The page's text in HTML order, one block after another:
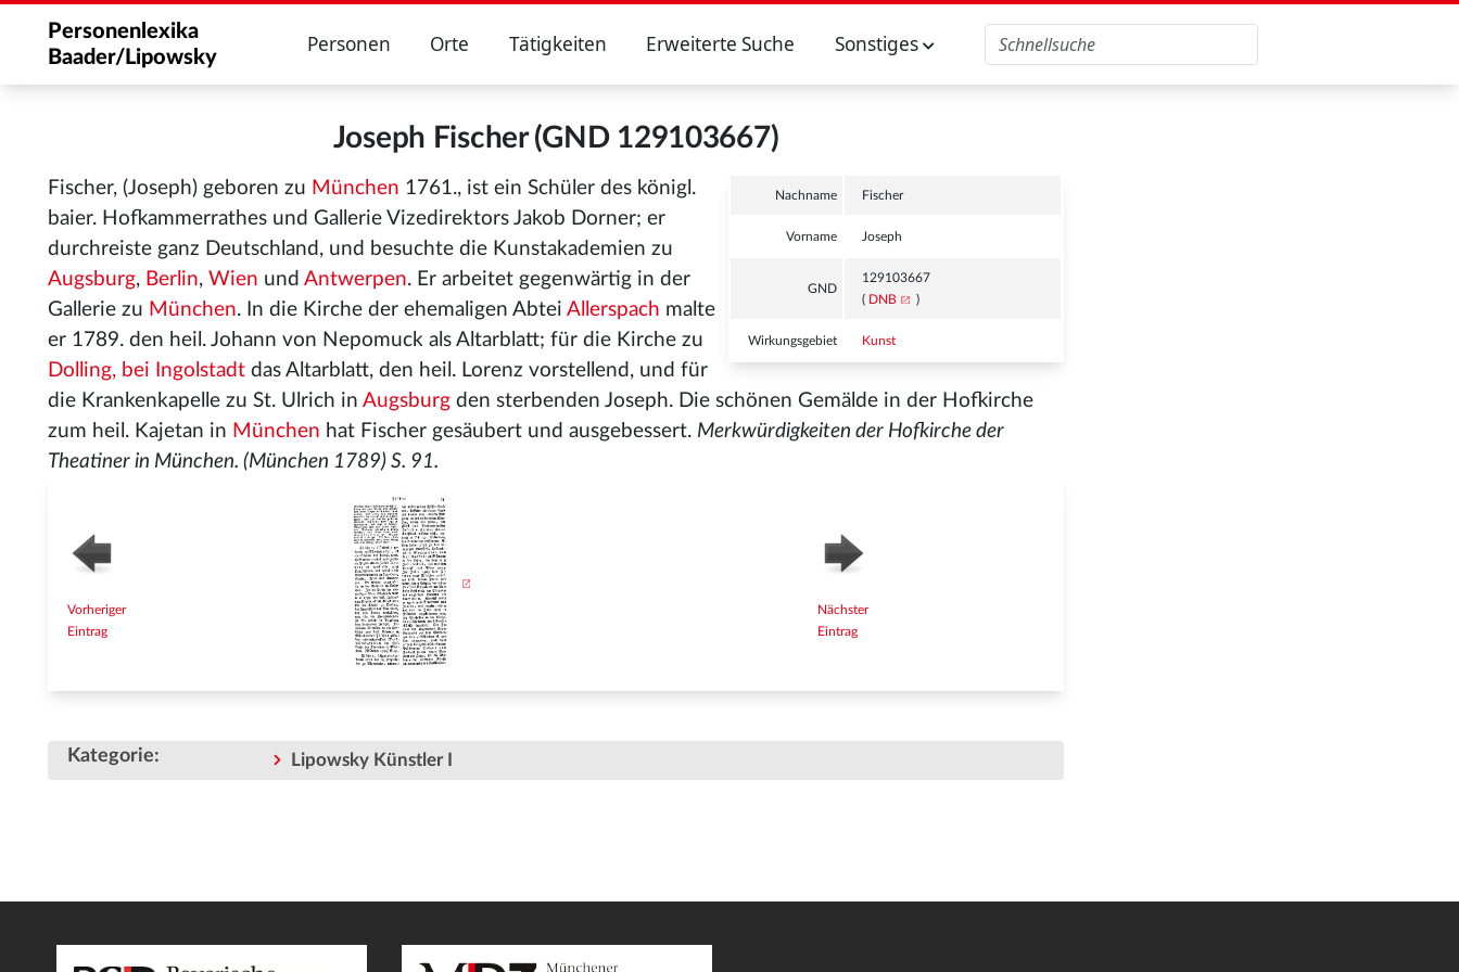
Personenlexika
Baader/Lipowsky
Personen Orte Tätigkeiten Erweiterte Suche Sonstiges
Joseph Fischer (GND 129103667)
Nachname Fischer
Vorname Joseph
GND
129103667
( DNB )
Wirkungsgebiet Kunst
Fischer, (Joseph) geboren zu München 1761., ist ein Schüler des königl.
baier. Hofkammerrathes und Gallerie Vizedirektors Jakob Dorner; er
durchreiste ganz Deutschland, und besuchte die Kunstakademien zu
Augsburg, Berlin, Wien und Antwerpen. Er arbeitet gegenwärtig in der
Gallerie zu München. In die Kirche der ehemaligen Abtei Allerspach malte
er 1789. den heil. Johann von Nepomuck als Altarblatt; für die Kirche zu
Dolling, bei Ingolstadt das Altarblatt, den heil. Lorenz vorstellend, und für
die Krankenkapelle zu St. Ulrich in Augsburg den sterbenden Joseph. Die schönen Gemälde in der Hofkirche
zum heil. Kajetan in München hat Fischer gesäubert und ausgebessert. Merkwürdigkeiten der Hofkirche der
Theatiner in München. (München 1789) S. 91.
Vorheriger
Eintrag
Nächster
Eintrag
Kategorie: Lipowsky Künstler I